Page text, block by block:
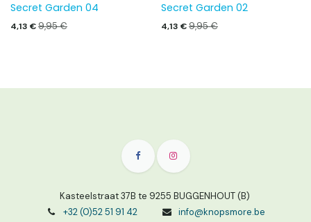
Secret Garden 04
4,13 €9,95€
Secret Garden 02
4,13 €9,95€
Kasteelstraat 37B te 9255 BUGGENHOUT (B)
+32 (0)52 51 91 42
info@knopsmore.be